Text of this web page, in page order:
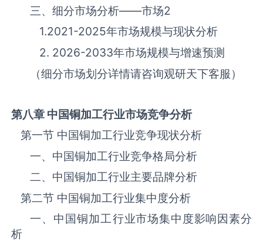
三、细分市场分析——市场2
1.2021-2025年市场规模与现状分析
2. 2026-2033年市场规模与增速预测
（细分市场划分详情请咨询观研天下客服）
第八章 中国铜加工行业市场竞争分析
第一节 中国‌‌‌‌‌‌‌铜加工‌‌‌‌‌‌‌‌‌‌‌‌‌‌‌‌‌‌‌行业竞争现状分析
一、中国‌‌‌‌‌‌‌铜加工‌‌‌‌‌‌‌‌‌‌‌‌‌‌‌‌‌‌‌行业竞争格局分析
二、中国‌‌‌‌‌‌‌铜加工‌‌‌‌‌‌‌‌‌‌‌‌‌‌‌‌‌‌‌行业主要品牌分析
第二节 中国‌‌‌‌‌‌‌铜加工‌‌‌‌‌‌‌‌‌‌‌‌‌‌‌‌‌‌‌行业集中度分析
一、中国‌‌‌‌‌‌‌铜加工‌‌‌‌‌‌‌‌‌‌‌‌‌‌‌‌‌‌‌行业市场集中度影响因素分
析